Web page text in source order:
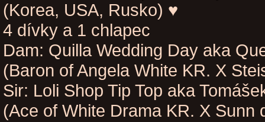
(Korea, USA, Rusko) ♥
4 dívky a 1 chlapec
Dam: Quilla Wedding Day aka
(Baron of Angela White KR. X
Sir: Loli Shop Tip Top aka
(Ace of White Drama KR. X Sunn